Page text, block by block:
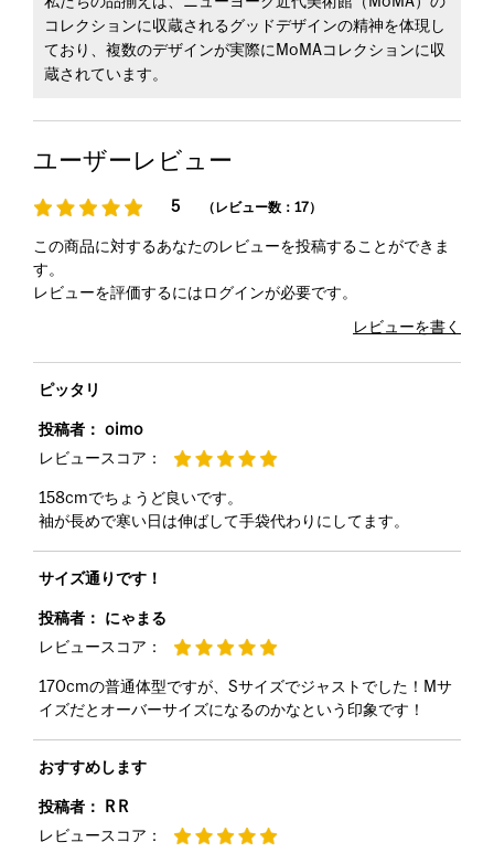
コレクションに収蔵されるグッドデザインの精神を体現し
ており、複数のデザインが実際にMoMAコレクションに収
蔵されています。
ユーザーレビュー
5 （レビュー数：17）
この商品に対するあなたのレビューを投稿することができま
す。
レビューを評価するには ログインが必要です。
レビューを書く
ピッタリ
投稿者：
oimo
レビュースコア：
158cmでちょうど良いです。
袖が長めで寒い日は伸ばして手袋代わりにしてます。
サイズ通りです！
投稿者：
にゃまる
レビュースコア：
170cmの普通体型ですが、Sサイズでジャストでした！Mサ
イズだとオーバーサイズになるのかなという印象です！
おすすめします
投稿者：
R R
レビュースコア：